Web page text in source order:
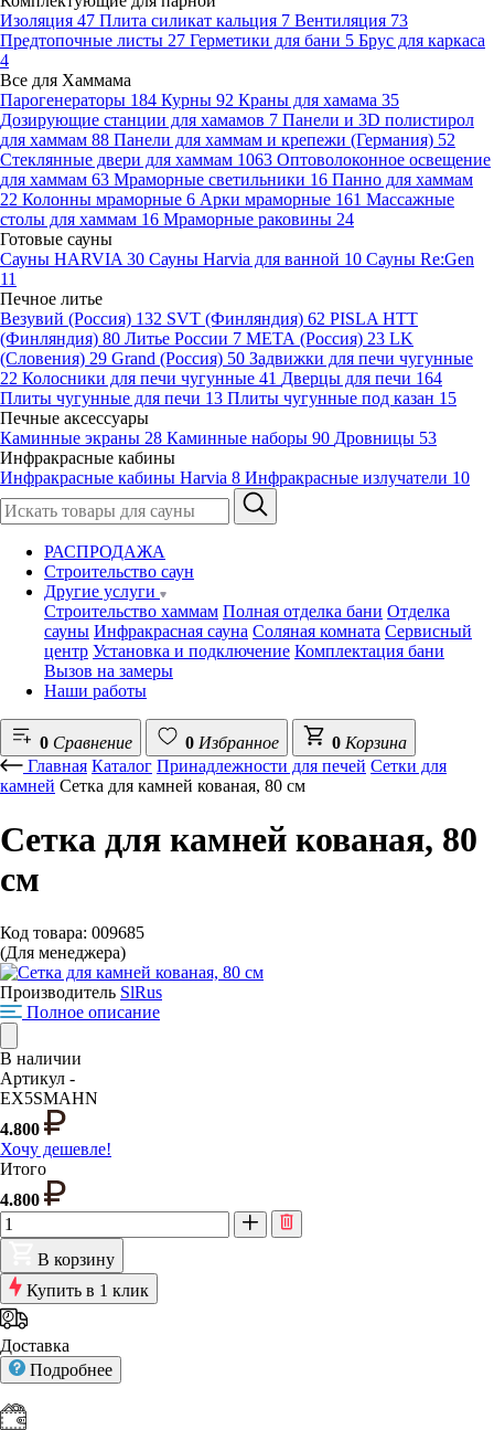
Изоляция 47 Плита силикат кальция 7 Вентиляция 73
Предтопочные листы 27 Герметики для бани 5 Брус для каркаса
4
Все для Хаммама
Парогенераторы 184 Курны 92 Краны для хамама 35
Дозирующие станции для хамамов 7 Панели и 3D полистирол
для хаммам 88 Панели для хаммам и крепежи (Германия) 52
Стеклянные двери для хаммам 1063 Оптоволоконное освещение
для хаммам 63 Мраморные светильники 16 Панно для хаммам
22 Колонны мраморные 6 Арки мраморные 161 Массажные
столы для хаммам 16 Мраморные раковины 24
Готовые сауны
Сауны HARVIA 30 Сауны Harvia для ванной 10 Сауны Re:Gen
11
Печное литье
Везувий (Россия) 132 SVT (Финляндия) 62 PISLA HTT
(Финляндия) 80 Литье России 7 МЕТА (Россия) 23 LK
(Словения) 29 Grand (Россия) 50 Задвижки для печи чугунные
22 Колосники для печи чугунные 41 Дверцы для печи 164
Плиты чугунные для печи 13 Плиты чугунные под казан 15
Печные аксессуары
Каминные экраны 28 Каминные наборы 90 Дровницы 53
Инфракрасные кабины
Инфракрасные кабины Harvia 8 Инфракрасные излучатели 10
РАСПРОДАЖА
Строительство саун
Другие услуги
Строительство хаммам Полная отделка бани Отделка
сауны Инфракрасная сауна Соляная комната Сервисный
центр Установка и подключение Комплектация бани
Вызов на замеры
Наши работы
0 Сравнение 0 Избранное 0 Корзина
Главная Каталог Принадлежности для печей Сетки для
камней Сетка для камней кованая, 80 см
Сетка для камней кованая, 80
см
Код товара: 009685
(Для менеджера)
Производитель SlRus
Полное описание
В наличии
Артикул -
EX5SMAHN
4.800
Хочу дешевле!
Итого
4.800
В корзину
Купить в 1 клик
Доставка
Подробнее